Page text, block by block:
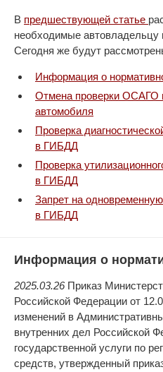
В предшествующей статье
необходимые
Сегодня же будут
Информация о
Отмена проверки ОСАГО
автомобиля
Проверка
в ГИБДД
Проверка
в ГИБДД
Запрет на
в ГИБДД
Информация о
2025.03.26Приказ
Российской Федерации от
изменений в
внутренних дел Российской
государственной услуги по
средств, утвержденный